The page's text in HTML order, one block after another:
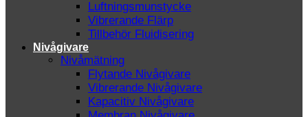
Luftningsmunstycke
Vibrerande Flärp
Tillbehör Fluidisering
Nivågivare
Nivåmätning
Flytande Nivågivare
Vibrerande Nivågivare
Kapacitiv Nivågivare